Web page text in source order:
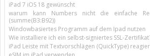
iPad 7 iOS 18 gewünscht
warum kann Numbers nicht die einfache
(summe(B3:B92))
Windowbasiertes Programm auf dem Ipad nutzen
Wie installiere ich ein selbst-signiertes SSL-
iPad Leiste mit Textvorschlägen (QuickType)